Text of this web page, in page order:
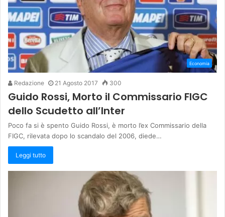
Economia
Redazione 21 Agosto 2017 300
Guido Rossi, Morto il Commissario FIGC
dello Scudetto all’Inter
Poco fa si è spento Guido Rossi, è morto l’ex Commissario della
FIGC, rilevata dopo lo scandalo del 2006, diede…
Leggi tutto